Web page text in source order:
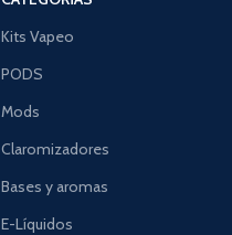
Kits Vapeo
PODS
Mods
Claromizadores
Bases y aromas
E-Líquidos